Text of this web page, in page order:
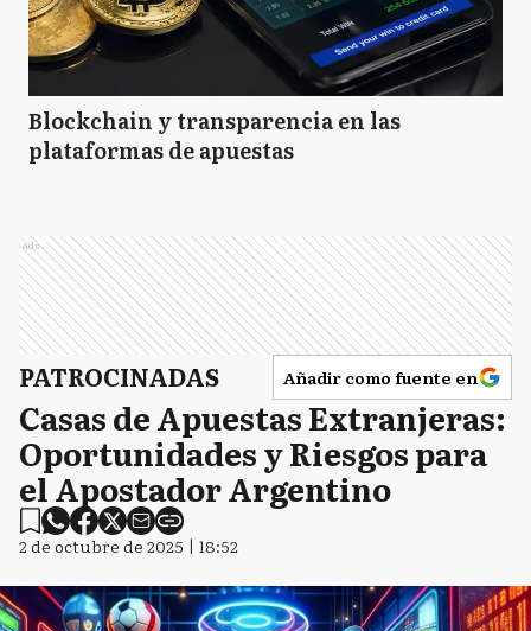
Blockchain y transparencia en las
plataformas de apuestas
Ads
PATROCINADAS Añadir como fuente en
Casas de Apuestas Extranjeras:
Oportunidades y Riesgos para
el Apostador Argentino
2 de octubre de 2025 | 18:52